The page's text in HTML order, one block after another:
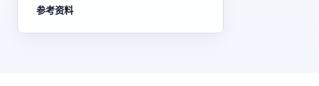
参考资料